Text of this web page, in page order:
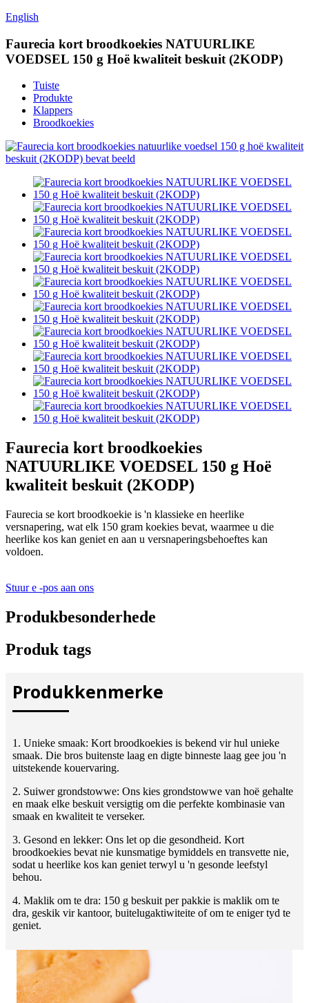
English
Faurecia kort broodkoekies NATUURLIKE
VOEDSEL 150 g Hoë kwaliteit beskuit (2KODP)
Tuiste
Produkte
Klappers
Broodkoekies
Faurecia kort broodkoekies
NATUURLIKE VOEDSEL 150 g Hoë
kwaliteit beskuit (2KODP)
Faurecia se kort broodkoekie is 'n klassieke en heerlike
versnapering, wat elk 150 gram koekies bevat, waarmee u die
heerlike kos kan geniet en aan u versnaperingsbehoeftes kan
voldoen.
Stuur e -pos aan ons
Produkbesonderhede
Produk tags
Produkkenmerke
1. Unieke smaak: Kort broodkoekies is bekend vir hul unieke
smaak. Die bros buitenste laag en digte binneste laag gee jou 'n
uitstekende kouervaring.
2. Suiwer grondstowwe: Ons kies grondstowwe van hoë gehalte
en maak elke beskuit versigtig om die perfekte kombinasie van
smaak en kwaliteit te verseker.
3. Gesond en lekker: Ons let op die gesondheid. Kort
broodkoekies bevat nie kunsmatige bymiddels en transvette nie,
sodat u heerlike kos kan geniet terwyl u 'n gesonde leefstyl
behou.
4. Maklik om te dra: 150 g beskuit per pakkie is maklik om te
dra, geskik vir kantoor, buitelugaktiwiteite of om te eniger tyd te
geniet.